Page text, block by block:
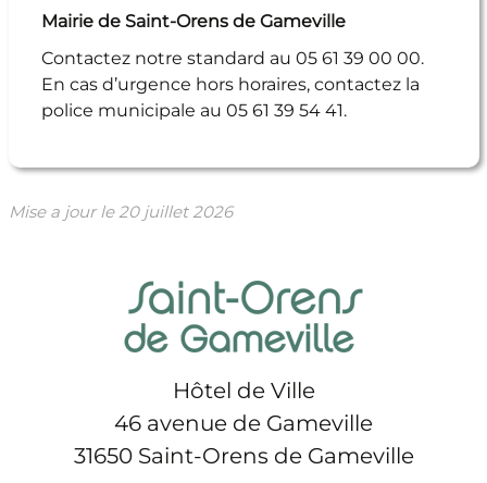
Mairie de Saint-Orens de Gameville
Contactez notre standard au 05 61 39 00 00.
En cas d’urgence hors horaires, contactez la
police municipale au 05 61 39 54 41.
Mise a jour le20 juillet 2026
Hôtel de Ville
46 avenue de Gameville
31650 Saint-Orens de Gameville